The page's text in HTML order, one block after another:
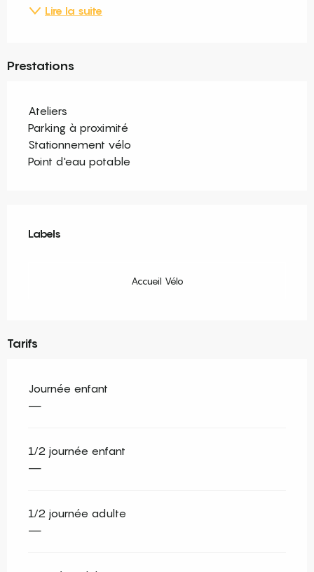
Lire la suite
Prestations
Ateliers
Parking à proximité
Stationnement vélo
Point d'eau potable
Labels
Labels
Accueil Vélo
Tarifs
Journée enfant
—
1/2 journée enfant
—
1/2 journée adulte
—